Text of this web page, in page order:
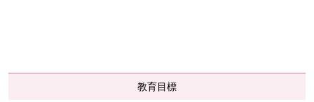
教育目標